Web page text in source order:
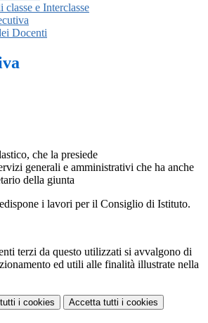
classe e Interclasse
Docenti
che la presiede
generali e amministrativi che ha anche
della giunta
i lavori per il Consiglio di Istituto.
terzi da questo utilizzati si avvalgono di
ed utili alle finalità illustrate nella
i cookies Accetta tutti i cookies